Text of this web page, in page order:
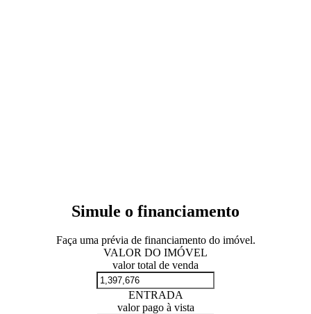
Simule o financiamento
Faça uma prévia de financiamento do imóvel.
VALOR DO IMÓVEL
valor total de venda
ENTRADA
valor pago à vista